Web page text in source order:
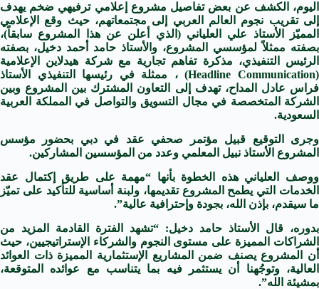
اليوم، الكشف عن بعض تفاصيل مشروع إعلامي ترفيهي ضخم يهدف
إلى تقريب نجوم العالم العربي إلى مجتمعاتهم، حيث وقع الإعلامي
المميّز الأستاذ علي العلياني (الذي أعلن عن هذا المشروع سابقاً)،
بصفته ممثلاً لمؤسسي المشروع، والأستاذ حامد أحمد دخيل، بصفته
الرئيس التنفيذي، مذكرة تفاهم تجارية مع شركة هيدلاين الإعلامية
(Headline Communication) ، ممثلة في رئيسها التنفيذي الأستاذ
فراس عادل المداح، تهدف إلى التعاون المشترك بين المشروع وبين
الشركة المتخصصة في مجال التسويق والتواصل في المملكة العربية
السعودية.
وجرى التوقيع قبيل مؤتمر صحفي عقد في دبي بحضور مؤسس
المشروع الأستاذ نبيل المعلمي وعدد من المؤسسين المشاركين.
ووصف العلياني هذه الخطوة بأنها “مهمة على طريق إكتمال عقد
الخدمات التي يطمح المشروع تقديمها، ولبنة أساسية للتأكيد على تميّز
ما سيقدم، بإذن الله، بجودة وإحترافية عالية”.
بدوره، قال الأستاذ حامد دخيل: “تشهد الفترة القادمة المزيد من
الشراكات المميزة على مستوى النجوم والشركاء الإستراتيجيين، حيث
أن المشروع يصنف ضمن المشاريع الإستثمارية المميزة ذات العوائد
العالية، وتوجُهنا أن يستثمر فيه بما يتناسب مع عوائده المتوقعة،
بمشيئة الله”.